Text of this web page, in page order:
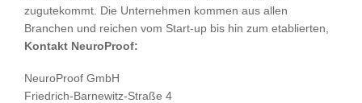
zugutekommt. Die Unternehmen kommen aus allen
Branchen und reichen vom Start-up bis hin zum etablierten,
Kontakt NeuroProof:
NeuroProof GmbH
Friedrich-Barnewitz-Straße 4